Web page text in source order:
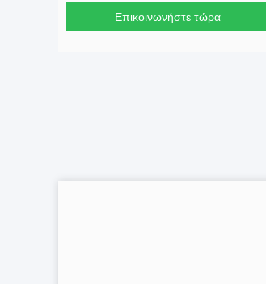
Επικοινωνήστε τώρα